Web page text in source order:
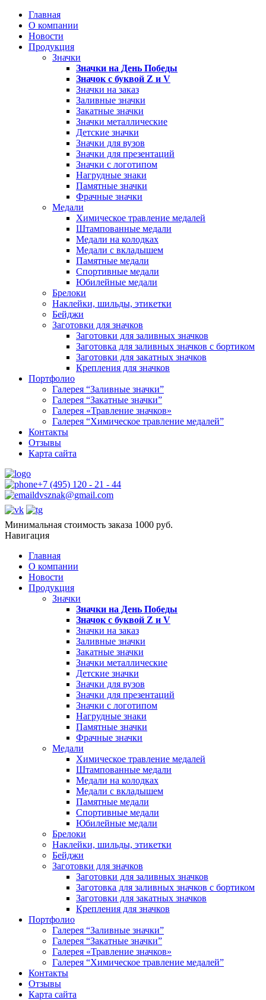
Главная
О компании
Новости
Продукция
Значки
Значки на День Победы
Значок с буквой Z и V
Значки на заказ
Заливные значки
Закатные значки
Значки металлические
Детские значки
Значки для вузов
Значки для презентаций
Значки с логотипом
Нагрудные знаки
Памятные значки
Фрачные значки
Медали
Химическое травление медалей
Штампованные медали
Медали на колодках
Медали с вкладышем
Памятные медали
Спортивные медали
Юбилейные медали
Брелоки
Наклейки, шильды, этикетки
Бейджи
Заготовки для значков
Заготовки для заливных значков
Заготовка для заливных значков с бортиком
Заготовки для закатных значков
Крепления для значков
Портфолио
Галерея “Заливные значки”
Галерея “Закатные значки”
Галерея «Травление значков»
Галерея “Химическое травление медалей”
Контакты
Отзывы
Карта сайта
+7 (495) 120 - 21 - 44
dvsznak@gmail.com
Минимальная стоимость заказа 1000 руб.
Навигация
Главная
О компании
Новости
Продукция
Значки
Значки на День Победы
Значок с буквой Z и V
Значки на заказ
Заливные значки
Закатные значки
Значки металлические
Детские значки
Значки для вузов
Значки для презентаций
Значки с логотипом
Нагрудные знаки
Памятные значки
Фрачные значки
Медали
Химическое травление медалей
Штампованные медали
Медали на колодках
Медали с вкладышем
Памятные медали
Спортивные медали
Юбилейные медали
Брелоки
Наклейки, шильды, этикетки
Бейджи
Заготовки для значков
Заготовки для заливных значков
Заготовка для заливных значков с бортиком
Заготовки для закатных значков
Крепления для значков
Портфолио
Галерея “Заливные значки”
Галерея “Закатные значки”
Галерея «Травление значков»
Галерея “Химическое травление медалей”
Контакты
Отзывы
Карта сайта